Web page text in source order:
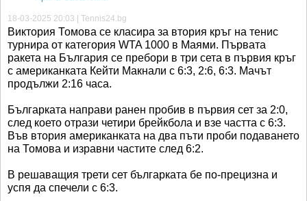
18-03-2025 20:03 | Tennis24.bg
Виктория Томова се класира за втория кръг на тенис
турнира от категория WTA 1000 в Маями. Първата
ракета на България се пребори в три сета в първия кръг
с американката Кейти Макнали с 6:3, 2:6, 6:3. Мачът
продължи 2:16 часа.
Българката направи ранен пробив в първия сет за 2:0,
след което отрази четири брейкбола и взе частта с 6:3.
Във втория американката на два пъти проби подаването
на Томова и изравни частите след 6:2.
В решаващия трети сет българката бе по-прецизна и
успя да спечели с 6:3.